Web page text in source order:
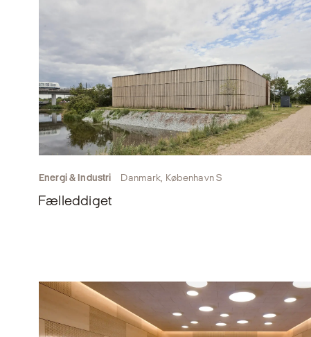
Energi & Industri Danmark, København S
Fælleddiget